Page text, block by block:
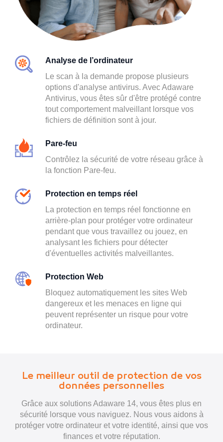
Analyse de l’ordinateur
Le scan à la demande propose plusieurs
options d'analyse antivirus. Avec Adaware
Antivirus, vous êtes sûr d'être protégé contre
tout comportement malveillant lorsque vos
fichiers de définition sont à jour.
Pare-feu
Contrôlez la sécurité de votre réseau grâce à
la fonction Pare-feu.
Protection en temps réel
La protection en temps réel fonctionne en
arrière-plan pour protéger votre ordinateur
pendant que vous travaillez ou jouez, en
analysant les fichiers pour détecter
d'éventuelles activités malveillantes.
Protection Web
Bloquez automatiquement les sites Web
dangereux et les menaces en ligne qui
peuvent représenter un risque pour votre
ordinateur.
Le meilleur outil de protection de vos
données personnelles
Grâce aux solutions Adaware 14, vous êtes plus en
sécurité lorsque vous naviguez. Nous vous aidons à
protéger votre ordinateur et votre identité, ainsi que vos
finances et votre réputation.